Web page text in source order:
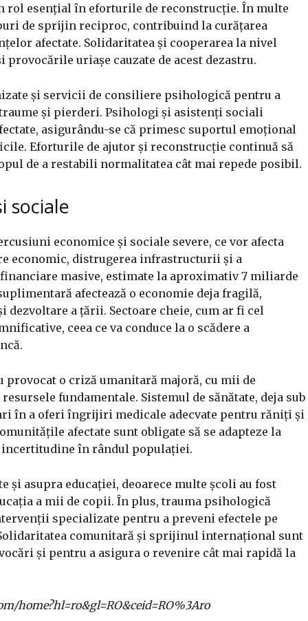
rol esențial în eforturile de reconstrucție. În multe
de sprijin reciproc, contribuind la curățarea
afectate. Solidaritatea și cooperarea la nivel
uriașe cauzate de acest dezastru.
și servicii de consiliere psihologică pentru a
și pierderi. Psihologi și asistenți sociali
asigurându-se că primesc suportul emoțional
Eforturile de ajutor și reconstrucție continuă să
de a restabili normalitatea cât mai repede posibil.
sociale
economice și sociale severe, ce vor afecta
economic, distrugerea infrastructurii și a
masive, estimate la aproximativ 7 miliarde
afectează o economie deja fragilă,
dezvoltare a țării. Sectoare cheie, cum ar fi cel
ceea ce va conduce la o scădere a
o criză umanitară majoră, cu mii de
fundamentale. Sistemul de sănătate, deja sub
în a oferi îngrijiri medicale adecvate pentru răniți și
afectate sunt obligate să se adapteze la
în rândul populației.
și asupra educației, deoarece multe școli au fost
a mii de copii. În plus, trauma psihologică
specializate pentru a preveni efectele pe
comunitară și sprijinul internațional sunt
și pentru a asigura o revenire cât mai rapidă la
home?hl=ro&gl=RO&ceid=RO%3Aro